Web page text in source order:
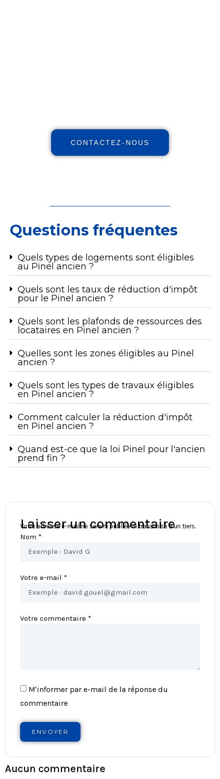
CONTACTEZ-NOUS
Questions fréquentes
Quels types de logements sont éligibles
au Pinel ancien ?
Quels sont les taux de réduction d'impôt
pour le Pinel ancien ?
Quels sont les plafonds de ressources des
locataires en Pinel ancien ?
Quelles sont les zones éligibles au Pinel
ancien ?
Quels sont les types de travaux éligibles
en Pinel ancien ?
Comment calculer la réduction d'impôt
en Pinel ancien ?
Quand est-ce que la loi Pinel pour l'ancien
prend fin ?
Laisser un commentaire
Votre adresse e-mail ne sera ni publiée ni transmise à un tiers.
Nom *
Votre e-mail *
Votre commentaire *
M'informer par e-mail de la réponse du
commentaire
ENVOYER
Aucun commentaire